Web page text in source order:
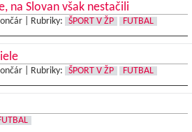
na Slovan však nestačili
| Rubriky: ŠPORT V ŽP FUTBAL
| Rubriky: ŠPORT V ŽP FUTBAL